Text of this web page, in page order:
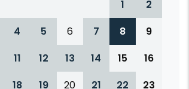
1
2
4 5 6 7 8
9
11 12 13 14 15
16
18 19 20 21 22
23